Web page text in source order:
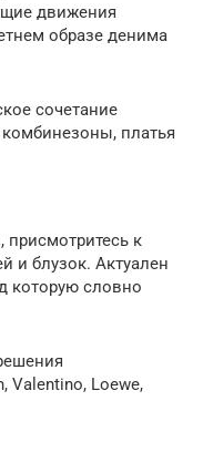
движения
образе денима
сочетание
платья
присмотритесь к
и блузок. Актуален
которую словно
Valentino, Loewe,